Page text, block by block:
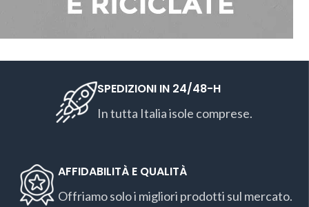
SPEDIZIONI IN 24/48-H
In tutta Italia isole comprese.
AFFIDABILITÀ E QUALITÀ
Offriamo solo i migliori prodotti sul mercato.